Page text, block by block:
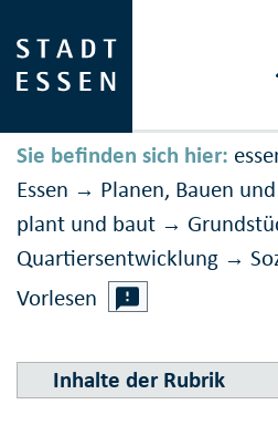
Sie befinden sich hier:
Essen → Planen, Bauen
plant und baut →
Quartiersentwicklung →
Vorlesen
Inhalte der Rubrik